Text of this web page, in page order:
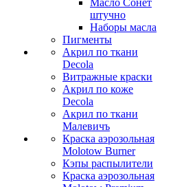
Масло Сонет
штучно
Наборы масла
Пигменты
Акрил по ткани
Decola
Витражные краски
Акрил по коже
Decola
Акрил по ткани
Малевичъ
Краска аэрозольная
Molotow Burner
Кэпы распылители
Краска аэрозольная